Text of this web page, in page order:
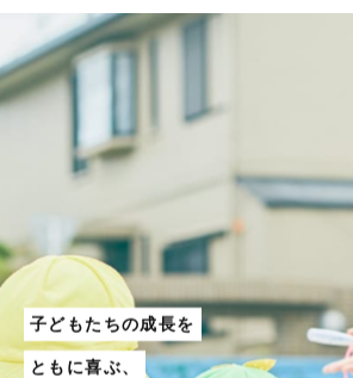
子どもたちの成長を
ともに喜ぶ、